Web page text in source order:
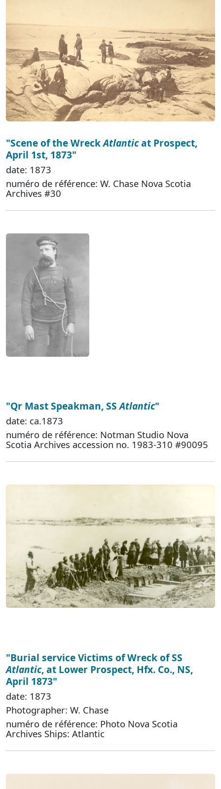
"Scene of the WreckAtlanticat Prospect,
April 1st, 1873"
date: 1873
numéro de référence: W. Chase Nova Scotia
Archives #30
"Qr Mast Speakman, SSAtlantic"
date: ca.1873
numéro de référence: Notman Studio Nova
Scotia Archives accession no. 1983-310 #90095
"Burial service Victims of Wreck of SS
Atlantic, at Lower Prospect, Hfx. Co., NS,
April 1873"
date: 1873
Photographer: W. Chase
numéro de référence: Photo Nova Scotia
Archives Ships: Atlantic